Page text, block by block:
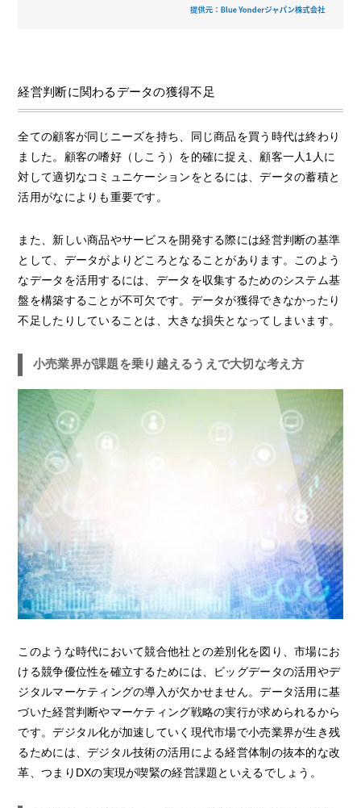
経営判断に関わるデータの獲得不足
全ての顧客が同じニーズを持ち、同じ商品を買う時代は終わり
ました。顧客の嗜好（しこう）を的確に捉え、顧客一人1人に
対して適切なコミュニケーションをとるには、データの蓄積と
活用がなによりも重要です。
また、新しい商品やサービスを開発する際には経営判断の基準
として、データがよりどころとなることがあります。このよう
なデータを活用するには、データを収集するためのシステム基
盤を構築することが不可欠です。データが獲得できなかったり
不足したりしていることは、大きな損失となってしまいます。
小売業界が課題を乗り越えるうえで大切な考え方
このような時代において競合他社との差別化を図り、市場にお
ける競争優位性を確立するためには、ビッグデータの活用やデ
ジタルマーケティングの導入が欠かせません。データ活用に基
づいた経営判断やマーケティング戦略の実行が求められるから
です。デジタル化が加速していく現代市場で小売業界が生き残
るためには、デジタル技術の活用による経営体制の抜本的な改
革、つまりDXの実現が喫緊の経営課題といえるでしょう。